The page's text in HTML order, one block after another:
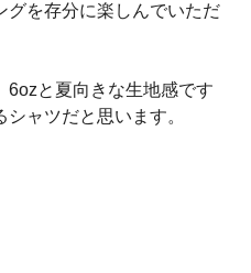
グを存分に楽しんでいただ
6ozと夏向きな生地感です
ャツだと思います。